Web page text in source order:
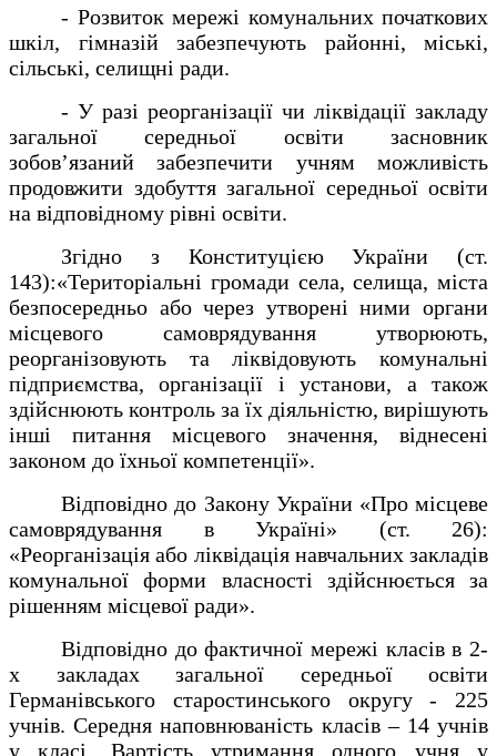
- Розвиток мережі комунальних початкових
шкіл, гімназій забезпечують районні, міські,
сільські, селищні ради.
- У разі реорганізації чи ліквідації закладу
загальної середньої освіти засновник
зобов’язаний забезпечити учням можливість
продовжити здобуття загальної середньої освіти
на відповідному рівні освіти.
Згідно з Конституцією України (ст.
143):«Територіальні громади села, селища, міста
безпосередньо або через утворені ними органи
місцевого самоврядування утворюють,
реорганізовують та ліквідовують комунальні
підприємства, організації і установи, а також
здійснюють контроль за їх діяльністю, вирішують
інші питання місцевого значення, віднесені
законом до їхньої компетенції».
Відповідно до Закону України «Про місцеве
самоврядування в Україні» (ст. 26):
«Реорганізація або ліквідація навчальних закладів
комунальної форми власності здійснюється за
рішенням місцевої ради».
Відповідно до фактичної мережі класів в 2-
х закладах загальної середньої освіти
Германівського старостинського округу - 225
учнів. Середня наповнюваність класів – 14 учнів
у класі. Вартість утримання одного учня у